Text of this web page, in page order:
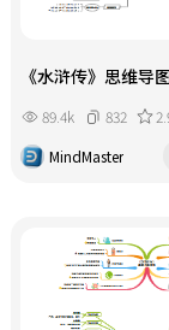
《水浒传》思维导
89.4k 832
MindMaster